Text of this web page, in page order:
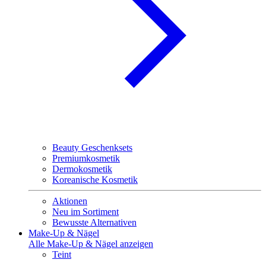
Beauty Geschenksets
Premiumkosmetik
Dermokosmetik
Koreanische Kosmetik
Aktionen
Neu im Sortiment
Bewusste Alternativen
Make-Up & Nägel
Alle Make-Up & Nägel anzeigen
Teint